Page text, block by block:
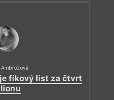
Ambrožová
fíkový list za čtvrt